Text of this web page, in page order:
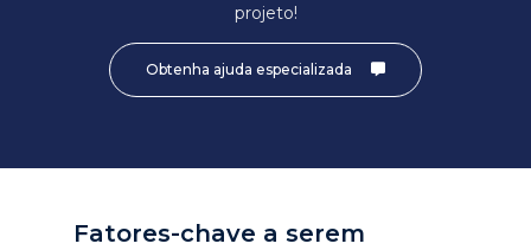
projeto!
Obtenha ajuda especializada
Fatores-chave a serem